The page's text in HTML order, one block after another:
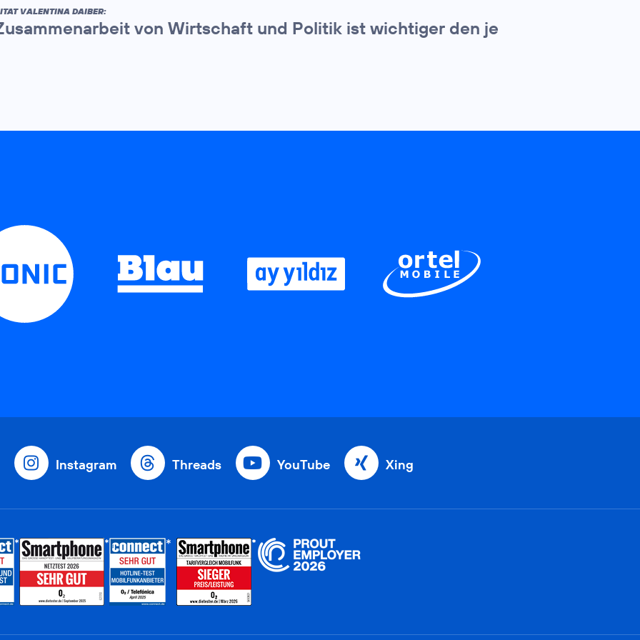
VALENTINA DAIBER:
von Wirtschaft und Politik ist wichtiger den je
Instagram Threads YouTube Xing